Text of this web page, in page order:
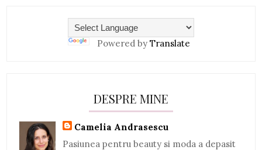
Powered by Translate
DESPRE MINE
Camelia Andrasescu
Pasiunea pentru beauty si moda a depasit